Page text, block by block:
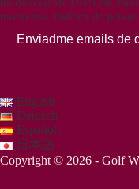
momento. Política de
Enviadme emails de
English
Deutsch
Español
日本語
Copyright © 2026 - Golf